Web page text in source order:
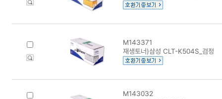
M143371
재생토너)삼성 CLT-K504S_검정
M143032